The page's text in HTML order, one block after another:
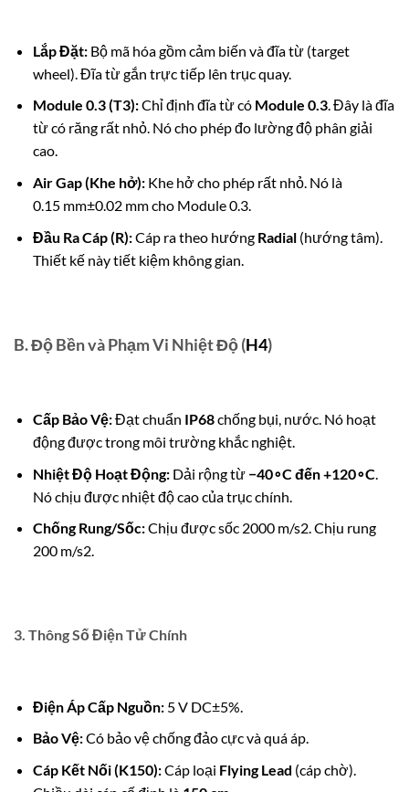
Lắp Đặt:Bộ mã hóa gồm cảm biến và đĩa từ (target
wheel). Đĩa từ gắn trực tiếp lên trục quay.
Module 0.3 (T3):Chỉ định đĩa từ có Module 0.3.Đây là đĩa
từ có răng rất nhỏ. Nó cho phép đo lường độ phân giải
cao.
Air Gap (Khe hở):Khe hở cho phép rất nhỏ. Nó là
0.15mm±0.02mmcho Module0.3.
Đầu Ra Cáp (R):Cáp ra theo hướng Radial(hướng tâm).
Thiết kế này tiết kiệm không gian.
B. Độ Bền và Phạm Vi Nhiệt Độ (H4)
Cấp Bảo Vệ:Đạt chuẩn IP68chống bụi, nước. Nó hoạt
động được trong môi trường khắc nghiệt.
Nhiệt Độ Hoạt Động:Dải rộng từ −40∘Cđến+120∘C.
Nó chịu được nhiệt độ cao của trục chính.
Chống Rung/Sốc:Chịu được sốc 2000m/s2. Chịu rung
200m/s2.
3. Thông Số Điện Tử Chính
Điện Áp Cấp Nguồn: 5 V DC±5%
Bảo Vệ:Có bảo vệ chống đảo cực và quá áp.
Cáp Kết Nối (K150):Cáp loại Flying Lead (cáp chờ).